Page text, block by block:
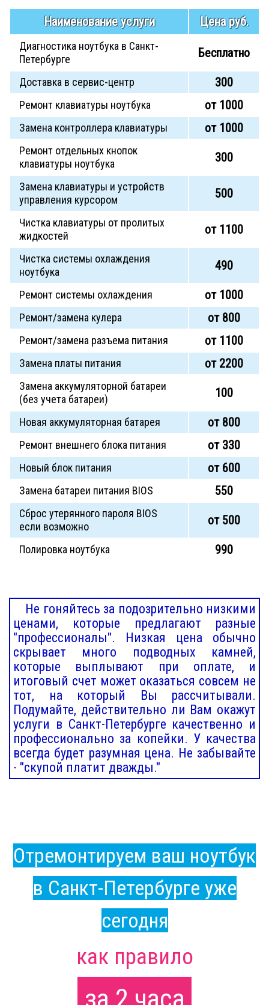
Наименование услуги Цена руб.
Диагностика ноутбука в Санкт-
Петербурге
Бесплатно
Доставка в сервис-центр 300
Ремонт клавиатуры ноутбука от 1000
Замена контроллера клавиатуры от 1000
Ремонт отдельных кнопок
клавиатуры ноутбука
300
Замена клавиатуры и устройств
управления курсором
500
Чистка клавиатуры от пролитых
жидкостей
от 1100
Чистка системы охлаждения
ноутбука
490
Ремонт системы охлаждения от 1000
Ремонт/замена кулера от 800
Ремонт/замена разъема питания от 1100
Замена платы питания от 2200
Замена аккумуляторной батареи
(без учета батареи)
100
Новая аккумуляторная батарея от 800
Ремонт внешнего блока питания от 330
Новый блок питания от 600
Замена батареи питания BIOS 550
Сброс утерянного пароля BIOS
если возможно
от 500
Полировка ноутбука 990
Не гоняйтесь за подозрительно низкими
ценами, которые предлагают разные
"профессионалы". Низкая цена обычно
скрывает много подводных камней,
которые выплывают при оплате, и
итоговый счет может оказаться совсем не
тот, на который Вы рассчитывали.
Подумайте, действительно ли Вам окажут
услуги в Санкт-Петербурге качественно и
профессионально за копейки. У качества
всегда будет разумная цена. Не забывайте
- "скупой платит дважды."
Отремонтируем ваш ноутбук
в Санкт-Петербурге уже
сегодня
как правило